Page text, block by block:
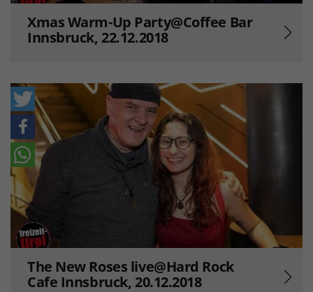
Xmas Warm-Up Party@Coffee Bar
Innsbruck, 22.12.2018
The New Roses live@Hard Rock
Cafe Innsbruck, 20.12.2018